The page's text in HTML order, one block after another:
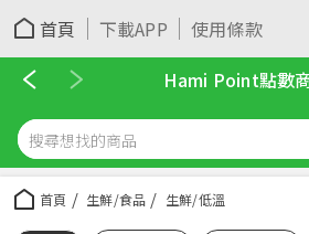
首頁 下載APP 使用條款
Hami Point點數
首頁 生鮮/食品 生鮮/低溫